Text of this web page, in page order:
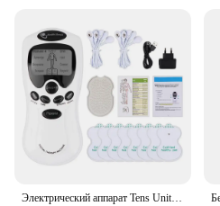
Электрический аппарат Tens Unit EMS, акупунктурный массажер для тела, стимулятор мышц всего тела, импульсный цифровой терапевтический аппарат, здравоохранение